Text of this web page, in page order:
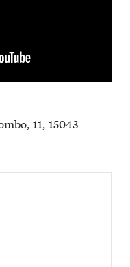
11, 15043